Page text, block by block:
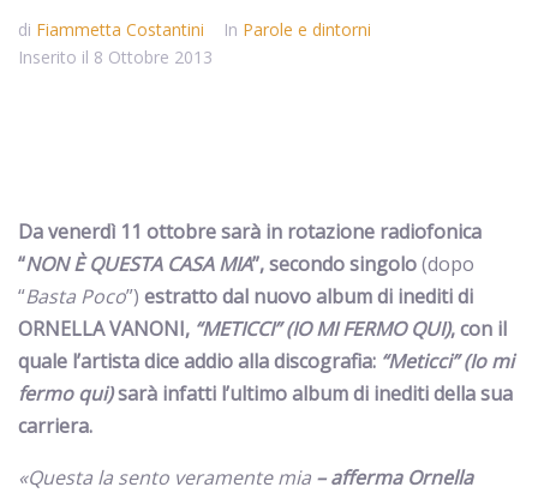
di Fiammetta Costantini In Parole e dintorni
Inserito il 8 Ottobre 2013
Da venerdì 11 ottobre sarà in rotazione radiofonica
“NON È QUESTA CASA MIA”, secondo singolo(dopo
“Basta Poco”) estratto dal nuovo album di inediti di
ORNELLA VANONI, “METICCI” (IO MI FERMO QUI), con il
quale l’artista dice addio alla discografia: “Meticci” (Io mi
fermo qui)sarà infatti l’ultimo album di inediti della sua
carriera.
«Questa la sento veramente mia – afferma Ornella